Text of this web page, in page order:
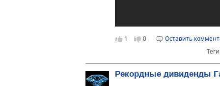
1 0
Оставить
Рекордные дивиденды